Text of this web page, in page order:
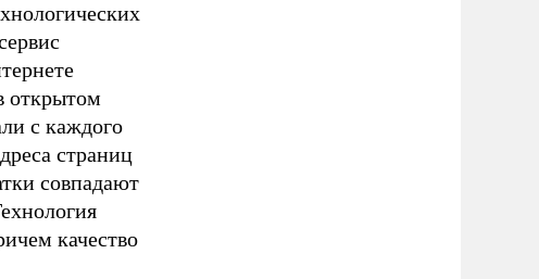
открытом
с каждого
страниц
совпадают
качество